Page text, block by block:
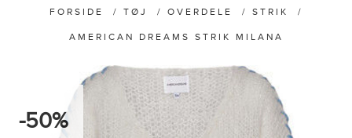
FORSIDE / TØJ / OVERDELE / STRIK /
AMERICAN DREAMS STRIK MILANA
-50%